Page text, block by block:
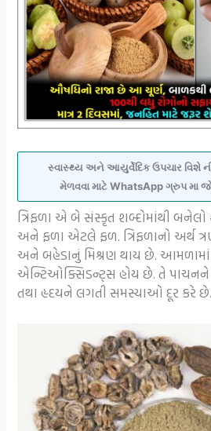
સ્વાસ્થ્ય અને આયુર્વેદિક ઉપચાર વિશે ની
મેળવવા માટે WhatsApp ગ્રુપ મા
ત્રિફળા એ બે સંસ્કૃત શબ્દોમાંથી
અને ફળા એટલે ફળ. ત્રિફળાનો અર્થ
અને બહેડાનું મિશ્રણ થાય છે. આમળામાં
એન્ટિઓક્સિડન્ટ્સ હોય છે. તે પાચનને
તથા હૃદયને લગતી સમસ્યાઓ દૂર કરે છે.